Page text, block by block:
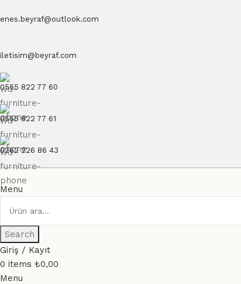
enes.beyraf@outlook.com
iletisim@beyraf.com
0555 822 77 60
0555 822 77 61
0262 226 86 43
Menu
Search
Giriş / Kayıt
0 items ₺0,00
Menu